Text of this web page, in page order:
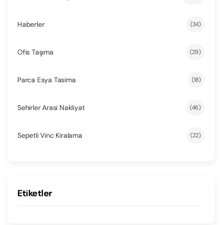
Haberler (34)
Ofis Taşıma (29)
Parca Esya Tasima (18)
Sehirler Arasi Nakliyat (46)
Sepetli Vinc Kiralama (22)
Etiketler